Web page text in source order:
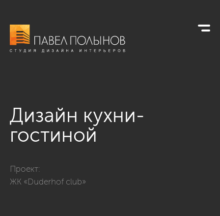
Дизайн кухни-
гостиной
Проект:
ЖК «Duderhof club»